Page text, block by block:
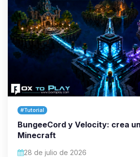
#Tutorial
BungeeCord y Velocity: crea
Minecraft
28 de julio de 2026